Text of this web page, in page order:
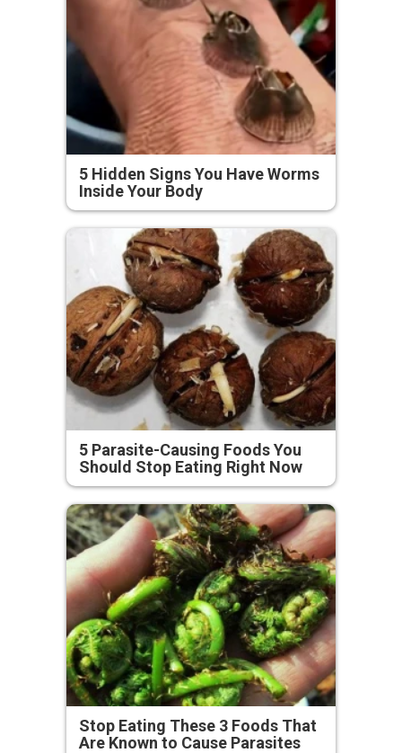
5 Hidden Signs You Have Worms
Inside Your Body
5 Parasite-Causing Foods You
Should Stop Eating Right Now
Stop Eating These 3 Foods That
Are Known to Cause Parasites